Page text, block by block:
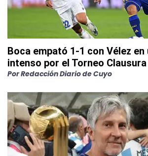
Boca empató 1-1 con Vélez
intenso por el Torneo Clausura
PorRedacción Diario de Cuyo